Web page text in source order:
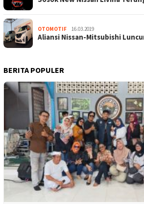
OTOMOTIF 16.03.2019
Aliansi Nissan-Mitsubishi
BERITA POPULER